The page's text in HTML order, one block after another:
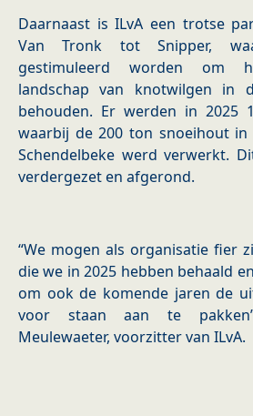
Daarnaast is ILvA een trotse
Van Tronk tot Snipper,
gestimuleerd worden om
landschap van knotwilgen in
behouden. Er werden in 2025
waarbij de 200 ton snoeihout in
Schendelbeke werd verwerkt.
verdergezet en afgerond.
“We mogen als organisatie fier
die we in 2025 hebben behaald
om ook de komende jaren de
voor staan aan te
Meulewaeter, voorzitter van ILvA.